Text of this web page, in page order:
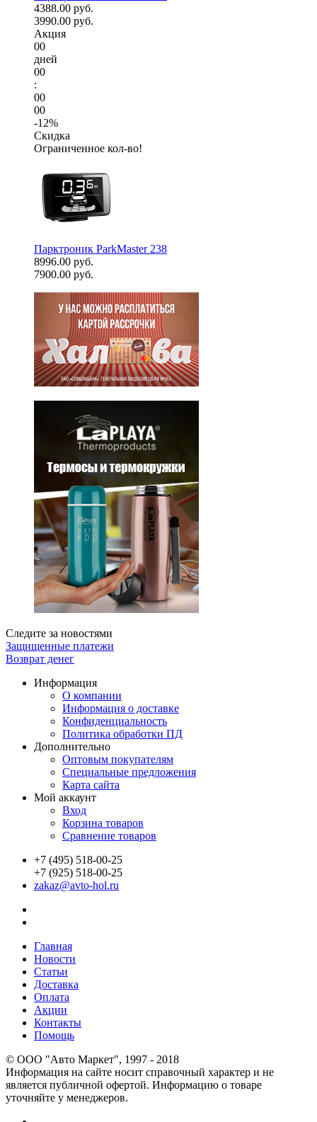
4388.00 руб.
3990.00 руб.
Акция
00
дней
00
:
00
00
-12%
Скидка
Ограниченное кол-во!
Парктроник ParkMaster 238
8996.00 руб.
7900.00 руб.
Следите за новостями
Защищенные платежи
Возврат денег
Информация
О компании
Информация о доставке
Конфиденциальность
Политика обработки ПД
Дополнительно
Оптовым покупателям
Специальные предложения
Карта сайта
Мой аккаунт
Вход
Корзина товаров
Сравнение товаров
+7 (495) 518-00-25
+7 (925) 518-00-25
zakaz@avto-hol.ru
Главная
Новости
Статьи
Доставка
Оплата
Акции
Контакты
Помощь
© OOO "Авто Маркет", 1997 - 2018
Информация на сайте носит справочный характер и не
является публичной офертой. Информацию о товаре
уточняйте у менеджеров.